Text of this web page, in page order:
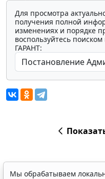
Для просмотра
получения полной
изменениях и порядке
воспользуйтесь
ГАРАНТ:
Мы обрабатываем